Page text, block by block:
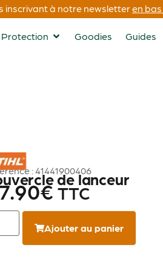
inscrivant à notre newsletteren
Protection Goodies Guides
: 41441900406
de lanceur
€ TTC
Ajouter au panier